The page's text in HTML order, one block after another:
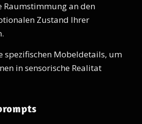
Raumstimmung an den
Zustand Ihrer
spezifischen Mobeldetails, um
in sensorische Realitat